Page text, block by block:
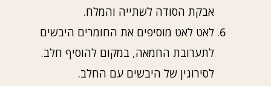
אבקת הסודה לשתייה והמלח.
לאט לאט מוסיפים את החומרים היבשים
לתערובת החמאה, במקום להוסיף חלב.
לסירוגין של היבשים עם החלב.